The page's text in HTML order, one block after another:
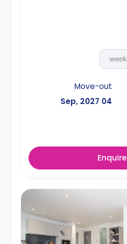
Move-out
04 Sep, 2027
Enquire